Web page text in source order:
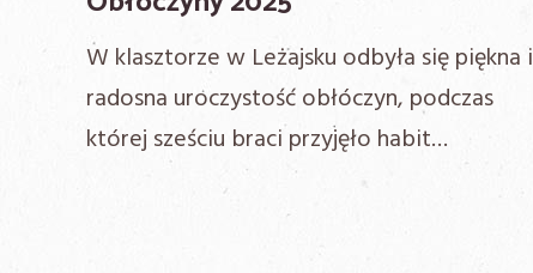
W klasztorze w Leżajsku odbyła się piękna i
radosna uroczystość obłóczyn, podczas
której sześciu braci przyjęło habit…